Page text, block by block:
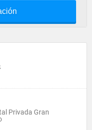
Privada Gran